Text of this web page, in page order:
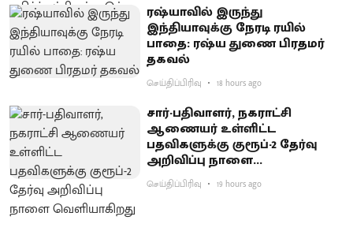
ரஷ்யாவில் இருந்து
இந்தியாவுக்கு நேரடி ரயில்
பாதை: ரஷ்ய துணை பிரதமர்
தகவல்
செய்திப்பிரிவு 18 hours ago
சார்-பதிவாளர், நகராட்சி
ஆணையர் உள்ளிட்ட
பதவிகளுக்கு குரூப்-2 தேர்வு
அறிவிப்பு நாளை
வெளியாகிறது
செய்திப்பிரிவு 19 hours ago